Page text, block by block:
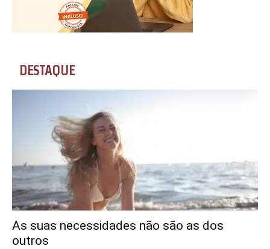
DESTAQUE
As suas necessidades não são as dos
outros